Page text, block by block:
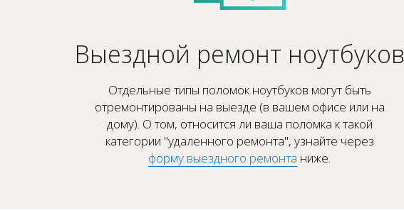
Выездной ремонт ноутбуков
Отдельные типы поломок ноутбуков могут быть
отремонтированы на выезде (в вашем офисе или на
дому). О том, относится ли ваша поломка к такой
категории "удаленного ремонта", узнайте через
форму выездного ремонта ниже.